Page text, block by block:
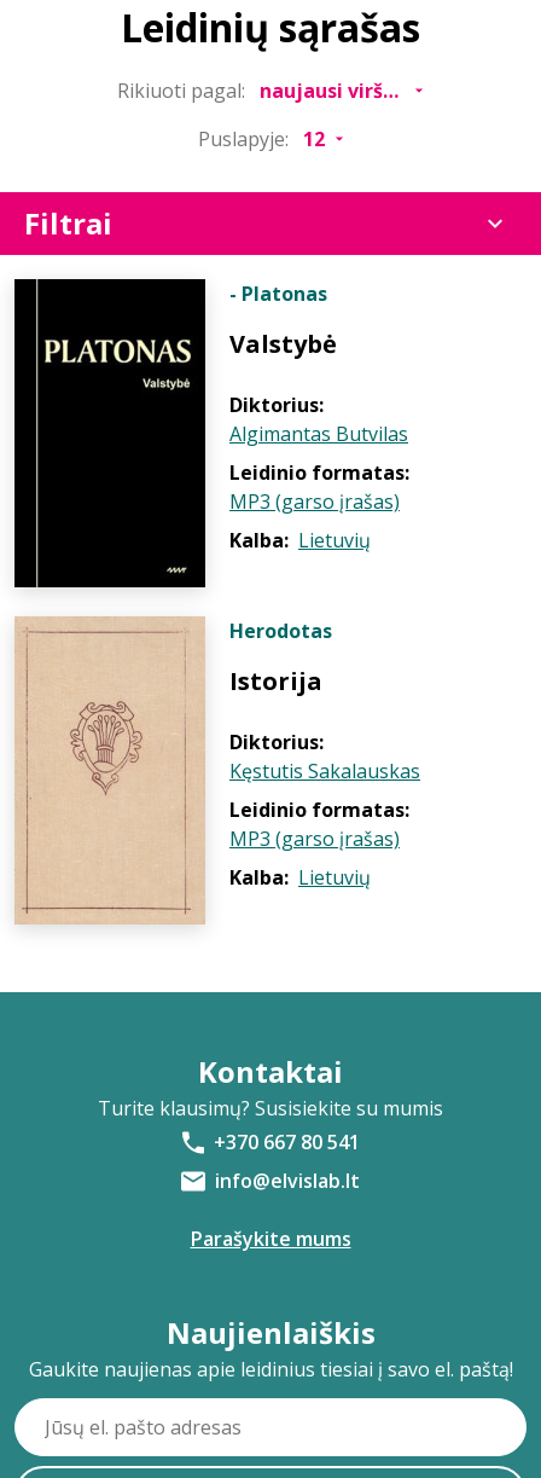
Leidinių sąrašas
Rikiuoti pagal:
Puslapyje:
Filtrai
- Platonas
Valstybė
Diktorius:
Algimantas Butvilas
Leidinio formatas:
MP3 (garso įrašas)
Kalba: Lietuvių
Herodotas
Istorija
Diktorius:
Kęstutis Sakalauskas
Leidinio formatas:
MP3 (garso įrašas)
Kalba: Lietuvių
Kontaktai
Turite klausimų? Susisiekite su mumis
+370 667 80 541
info@elvislab.lt
Parašykite mums
Naujienlaiškis
Gaukite naujienas apie leidinius tiesiai į savo el. paštą!